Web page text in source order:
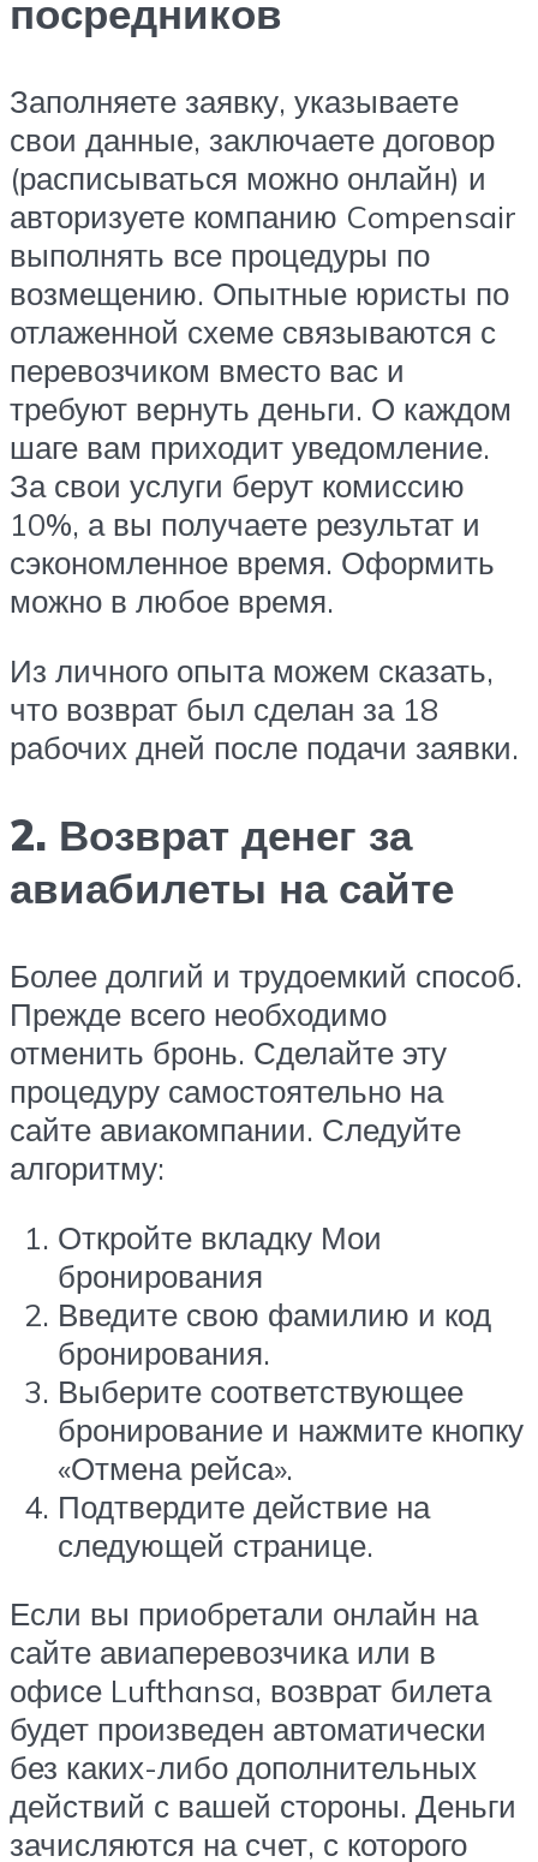
посредников
Заполняете заявку, указываете
свои данные, заключаете договор
(расписываться можно онлайн) и
авторизуете компанию Compensair
выполнять все процедуры по
возмещению. Опытные юристы по
отлаженной схеме связываются с
перевозчиком вместо вас и
требуют вернуть деньги. О каждом
шаге вам приходит уведомление.
За свои услуги берут комиссию
10%, а вы получаете результат и
сэкономленное время. Оформить
можно в любое время.
Из личного опыта можем сказать,
что возврат был сделан за 18
рабочих дней после подачи заявки.
2. Возврат денег за
авиабилеты на сайте
Более долгий и трудоемкий способ.
Прежде всего необходимо
отменить бронь. Сделайте эту
процедуру самостоятельно на
сайте авиакомпании. Следуйте
алгоритму:
Откройте вкладку ​Мои
бронирования
Введите свою фамилию и код
бронирования.
Выберите соответствующее
бронирование и нажмите кнопку
«Отмена рейса».
Подтвердите действие на
следующей странице.
Если вы приобретали онлайн на
сайте авиаперевозчика или в
офисе Lufthansa, возврат билета
будет произведен автоматически
без каких-либо дополнительных
действий с вашей стороны. Деньги
зачисляются на счет, с которого